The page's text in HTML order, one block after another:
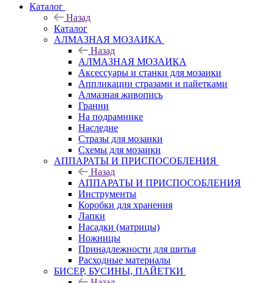
Каталог
Назад
Каталог
АЛМАЗНАЯ МОЗАИКА
Назад
АЛМАЗНАЯ МОЗАИКА
Аксессуары и станки для мозаики
Аппликации стразами и пайетками
Алмазная живопись
Гранни
На подрамнике
Наследие
Стразы для мозаики
Схемы для мозаики
АППАРАТЫ И ПРИСПОСОБЛЕНИЯ
Назад
АППАРАТЫ И ПРИСПОСОБЛЕНИЯ
Инструменты
Коробки для хранения
Лапки
Насадки (матрицы)
Ножницы
Принадлежности для шитья
Расходные материалы
БИСЕР, БУСИНЫ, ПАЙЕТКИ